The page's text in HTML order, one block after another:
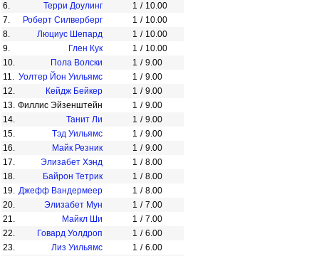
6.
Терри Доулинг 1 / 10.00
7.
Роберт Силверберг 1 / 10.00
8.
Люциус Шепард 1 / 10.00
9.
Глен Кук 1 / 10.00
10.
Пола Волски 1 / 9.00
11. Уолтер Йон Уильямс 1 / 9.00
12.
Кейдж Бейкер 1 / 9.00
13. Филлис Эйзенштейн 1 / 9.00
14.
Танит Ли 1 / 9.00
15.
Тэд Уильямс 1 / 9.00
16.
Майк Резник 1 / 9.00
17.
Элизабет Хэнд 1 / 8.00
18.
Байрон Тетрик 1 / 8.00
19. Джефф Вандермеер 1 / 8.00
20.
Элизабет Мун 1 / 7.00
21.
Майкл Ши 1 / 7.00
22.
Говард Уолдроп 1 / 6.00
23.
Лиз Уильямс 1 / 6.00